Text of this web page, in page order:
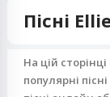
Пісні
На цій
популярні